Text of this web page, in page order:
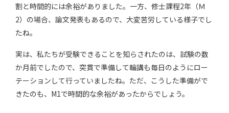
割と時間的には余裕がありました。一方、修士課程2年（Ｍ
2）の場合、論文発表もあるので、大変苦労している様子でし
たね。
実は、私たちが受験できることを知らされたのは、試験の数
か月前でしたので、突貫で準備して輪講も毎日のようにロー
テーションして行っていましたね。ただ、こうした準備がで
きたのも、M1で時間的な余裕があったからでしょう。